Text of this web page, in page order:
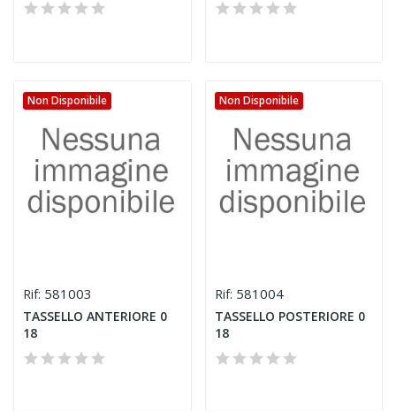
Non Disponibile
Rif: 581003
TASSELLO ANTERIORE 0
18
Non Disponibile
Rif: 581004
TASSELLO POSTERIORE 0
18